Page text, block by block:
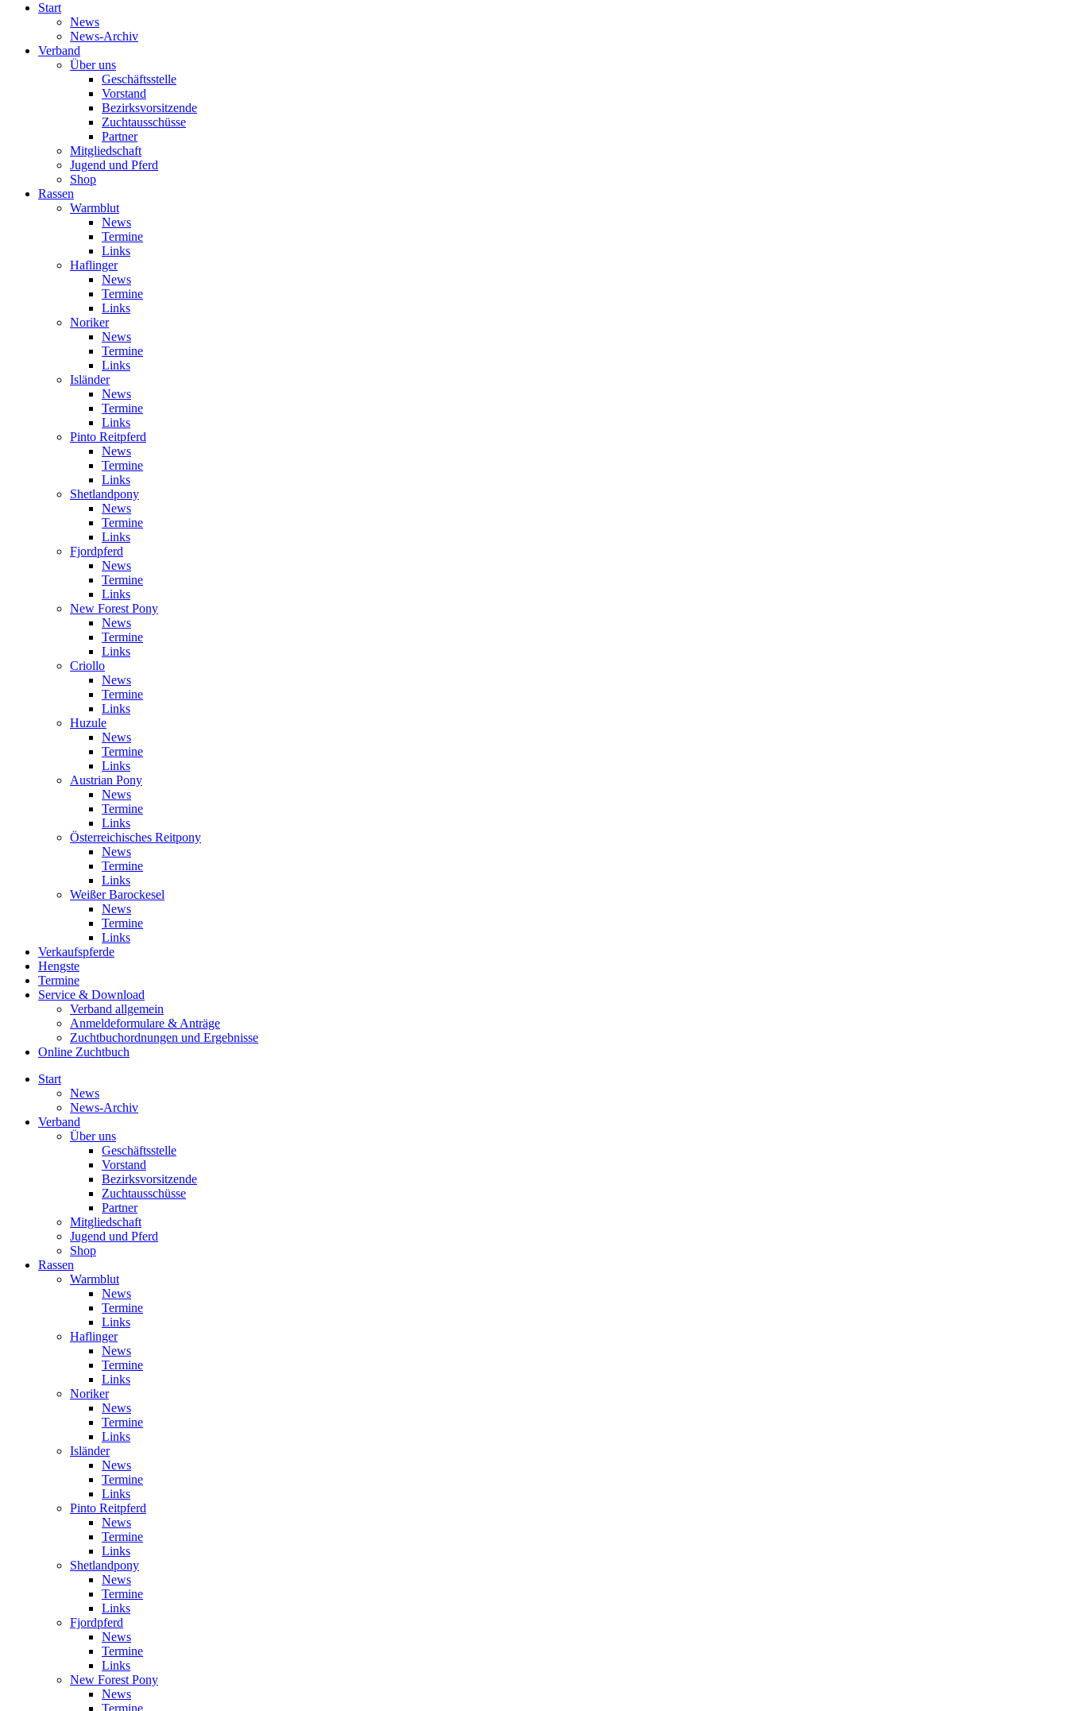
Start
News
News-Archiv
Verband
Über uns
Geschäftsstelle
Vorstand
Bezirksvorsitzende
Zuchtausschüsse
Partner
Mitgliedschaft
Jugend und Pferd
Shop
Rassen
Warmblut
News
Termine
Links
Haflinger
News
Termine
Links
Noriker
News
Termine
Links
Isländer
News
Termine
Links
Pinto Reitpferd
News
Termine
Links
Shetlandpony
News
Termine
Links
Fjordpferd
News
Termine
Links
New Forest Pony
News
Termine
Links
Criollo
News
Termine
Links
Huzule
News
Termine
Links
Austrian Pony
News
Termine
Links
Österreichisches Reitpony
News
Termine
Links
Weißer Barockesel
News
Termine
Links
Verkaufspferde
Hengste
Termine
Service & Download
Verband allgemein
Anmeldeformulare & Anträge
Zuchtbuchordnungen und Ergebnisse
Online Zuchtbuch
Start
News
News-Archiv
Verband
Über uns
Geschäftsstelle
Vorstand
Bezirksvorsitzende
Zuchtausschüsse
Partner
Mitgliedschaft
Jugend und Pferd
Shop
Rassen
Warmblut
News
Termine
Links
Haflinger
News
Termine
Links
Noriker
News
Termine
Links
Isländer
News
Termine
Links
Pinto Reitpferd
News
Termine
Links
Shetlandpony
News
Termine
Links
Fjordpferd
News
Termine
Links
New Forest Pony
News
Termine